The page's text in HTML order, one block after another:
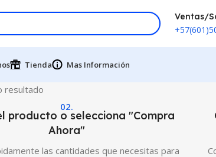
Ventas/
Tienda Mas Información
resultado
02.
producto o selecciona "Compra
Ahora"
las cantidades que necesitas para